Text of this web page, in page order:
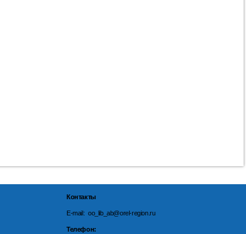
Контакты
E-mail: oo_lib_ab@orel-region.ru
Телефон: